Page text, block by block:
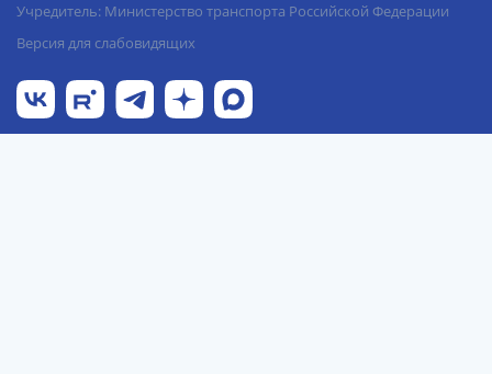
Учредитель: Министерство транспорта Российской Федерации
Версия для слабовидящих